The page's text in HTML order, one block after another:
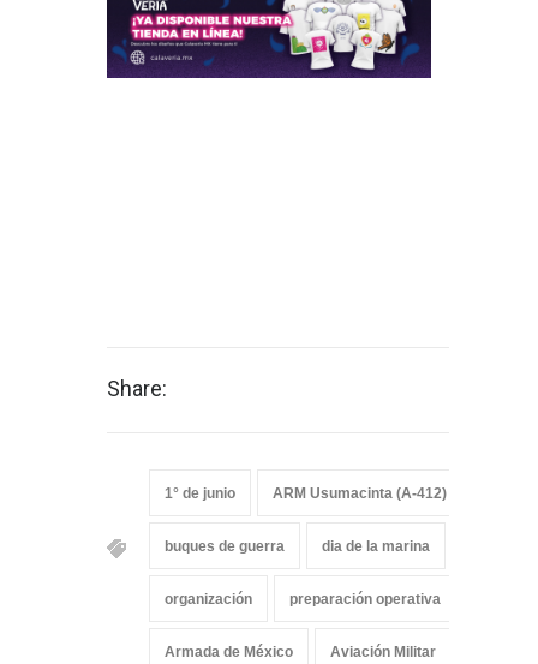
Share:
1° de junio ARM Usumacinta (A-412)
buques de guerra dia de la marina
organización preparación operativa
Armada de México Aviación Militar